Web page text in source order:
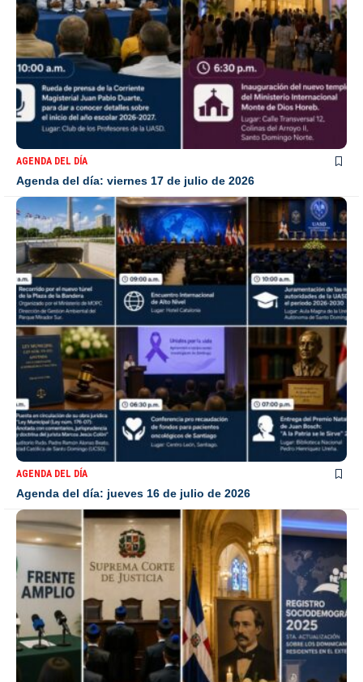
AGENDA DEL DÍA
Agenda del día: viernes 17 de julio de 2026
AGENDA DEL DÍA
Agenda del día: jueves 16 de julio de 2026